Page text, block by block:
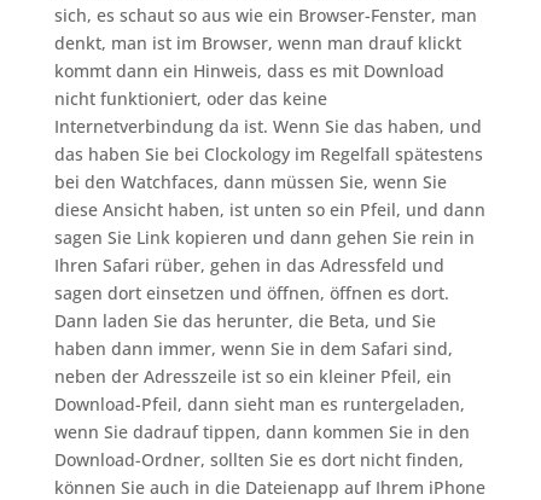
sich, es schaut so aus wie ein Browser-Fenster, man
denkt, man ist im Browser, wenn man drauf klickt
kommt dann ein Hinweis, dass es mit Download
nicht funktioniert, oder das keine
Internetverbindung da ist. Wenn Sie das haben, und
das haben Sie bei Clockology im Regelfall spätestens
bei den Watchfaces, dann müssen Sie, wenn Sie
diese Ansicht haben, ist unten so ein Pfeil, und dann
sagen Sie Link kopieren und dann gehen Sie rein in
Ihren Safari rüber, gehen in das Adressfeld und
sagen dort einsetzen und öffnen, öffnen es dort.
Dann laden Sie das herunter, die Beta, und Sie
haben dann immer, wenn Sie in dem Safari sind,
neben der Adresszeile ist so ein kleiner Pfeil, ein
Download-Pfeil, dann sieht man es runtergeladen,
wenn Sie dadrauf tippen, dann kommen Sie in den
Download-Ordner, sollten Sie es dort nicht finden,
können Sie auch in die Dateienapp auf Ihrem iPhone